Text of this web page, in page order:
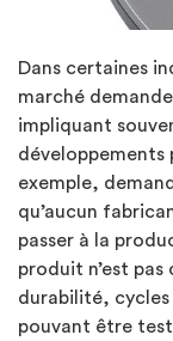
Dans certaines
marché
impliquant
développements
exemple,
qu’aucun
passer à la
produit n’est
durabilité,
pouvant être